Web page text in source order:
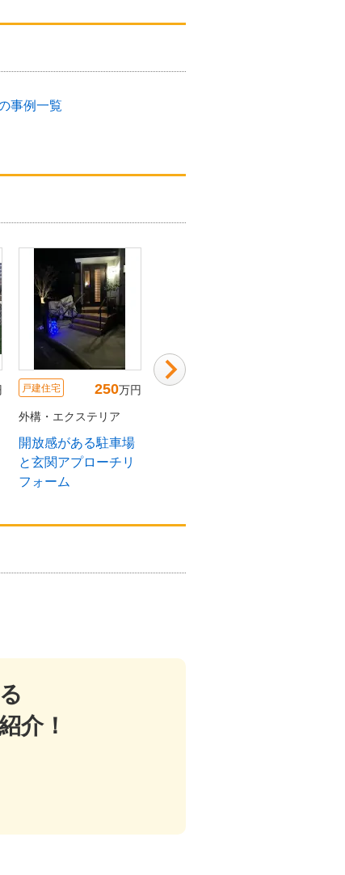
事例一覧
戸建住宅 404万円
外構・エクステリア
駐車場とアプローチ
の改修をしました
戸建住宅
介！